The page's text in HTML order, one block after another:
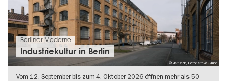
© visitBerlin, Foto: Steve Simon
Berliner Moderne
Industriekultur in Berlin
Vom 12. September bis zum 4. Oktober 2026 öffnen mehr als 50